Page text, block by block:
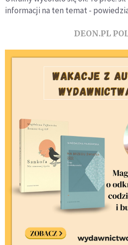
informacji na ten temat -
DEON.PL